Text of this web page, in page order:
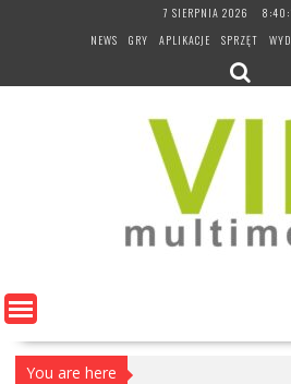
7 SIERPNIA 2026
NEWS
GRY APLIKACJE SPRZĘT
You are here